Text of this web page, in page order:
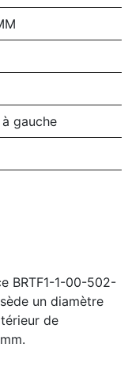
gauche
BRTF1-1-00-502-
un diamètre
de